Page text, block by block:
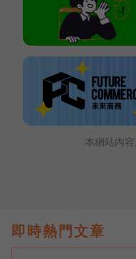
本網站內容
即時熱門文章